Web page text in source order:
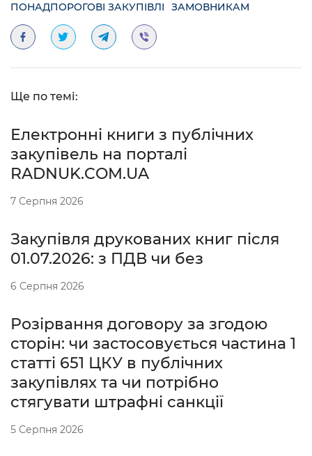
ПОНАДПОРОГОВІ ЗАКУПІВЛІ
ЗАМОВНИКАМ
Ще по темі:
Електронні книги з публічних
закупівель на порталі
RADNUK.COM.UA
7 Серпня 2026
Закупівля друкованих книг після
01.07.2026: з ПДВ чи без
6 Серпня 2026
Розірвання договору за згодою
сторін: чи застосовується частина 1
статті 651 ЦКУ в публічних
закупівлях та чи потрібно
стягувати штрафні санкції
5 Серпня 2026